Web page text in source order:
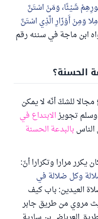
شَيْئًا، وَمَنْ اسْتَنَّ
وَمِنْ أَوْزَارِ الَّذِي اسْتَنَّ
ابن ماجة في سننه رقم
الحسنة؟
للشكّ أنّه لا يمكن
وسلم تجويزالابتداع في
بالبدعة الحسنة
يكرر مرارا وتكرارا أنّ:
وكل ضلالة في
العيدين: باب كيف
مروي من طريق جابر